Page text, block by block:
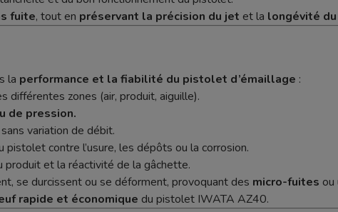
fuite, tout en préservant la précision du jet et la longévité
la performance et la fiabilité du pistolet d’émaillage :
différentes zones (air, produit, aiguille).
de pression.
variation de débit.
pistolet contre l’usure, les dépôts ou la corrosion.
produit et la réactivité de la gâchette.
se durcissent ou se déforment, provoquant des micro-fuites ou
rapide et économique du pistolet IWATA AZ40.